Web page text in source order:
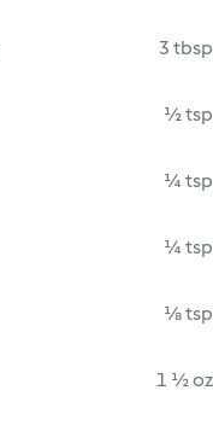
3 tbsp
½ tsp
¼ tsp
¼ tsp
⅛ tsp
1 ½ oz